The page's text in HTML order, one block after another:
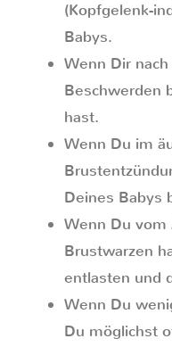
(Kopfgelenk-
Babys.
Wenn Dir
Beschwerden
hast.
Wenn Du im
Deines Babys
Wenn Du vom
Brustwarzen
entlasten und
Wenn Du
Du möglichst